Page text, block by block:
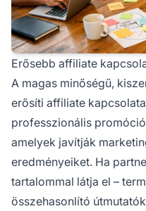
Erősebb affiliate
A magas minőségű,
erősíti affiliate
professzionális
amelyek javítják
eredményeiket. Ha
tartalommal látja el –
összehasonlító